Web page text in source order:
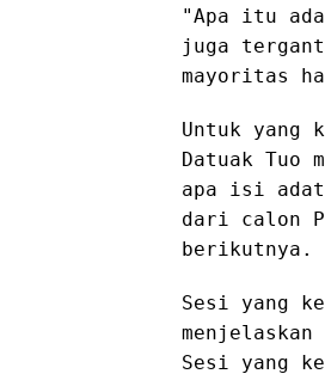
"Apa itu
juga
mayoritas
Untuk yang
Datuak Tuo
apa isi
dari calon
berikutnya.
Sesi yang
Sesi yang